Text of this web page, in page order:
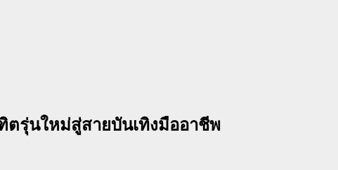
รุ่นใหม่สู่สายบันเทิงมืออาชีพ